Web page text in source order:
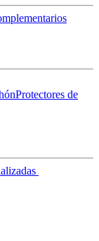
Protectores de